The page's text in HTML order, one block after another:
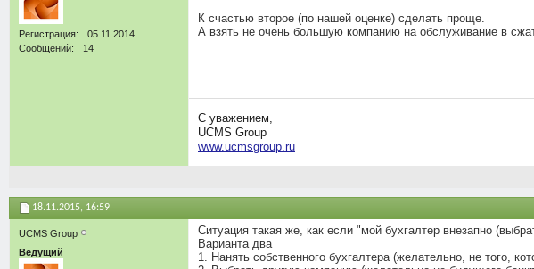
Регистрация
05.11.2014
Сообщений
14
К счастью второе (по нашей оценке) сделать проще.
А взять не очень большую компанию на обслуживание в
С уважением,
UCMS Group
www.ucmsgroup.ru
18.11.2015, 16:59
UCMS Group
Ведущий
Ситуация такая же, как если "мой бухгалтер внезапно
Варианта два
1. Нанять собственного бухгалтера (желательно, не того,